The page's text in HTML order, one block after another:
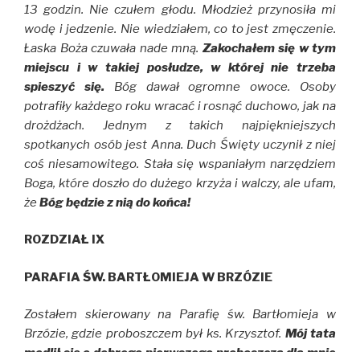
13 godzin. Nie czułem głodu. Młodzież przynosiła mi
wodę i jedzenie. Nie wiedziałem, co to jest zmęczenie.
Łaska Boża czuwała nade mną. Zakochałem się w tym
miejscu i w takiej posłudze, w której nie trzeba
spieszyć się. Bóg dawał ogromne owoce. Osoby
potrafiły każdego roku wracać i rosnąć duchowo, jak na
drożdżach. Jednym z takich najpiękniejszych
spotkanych osób jest Anna. Duch Święty uczynił z niej
coś niesamowitego. Stała się wspaniałym narzędziem
Boga, które doszło do dużego krzyża i walczy, ale ufam,
że Bóg będzie z nią do końca!
ROZDZIAŁ IX
PARAFIA ŚW. BARTŁOMIEJA W BRZÓZIE
Zostałem skierowany na Parafię św. Bartłomieja w
Brzózie, gdzie proboszczem był ks. Krzysztof. Mój tata